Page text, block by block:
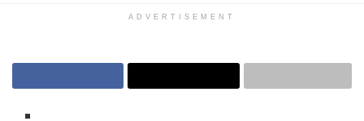
ADVERTISEMENT